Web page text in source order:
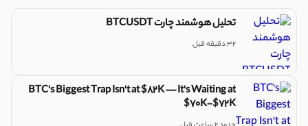
تحلیل هوشمند چارت BTCUSDT
32 دقیقه قبل
BTC's Biggest Trap Isn't at $82K — It's Waiting at
$70K-$72K